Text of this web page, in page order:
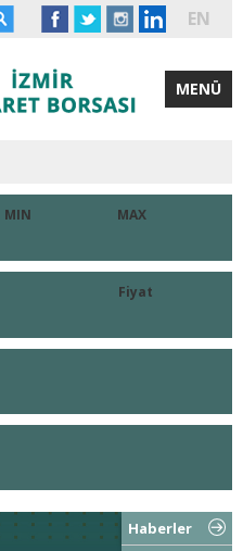
EN
MENÜ
MIN MAX
Fiyat
Haberler